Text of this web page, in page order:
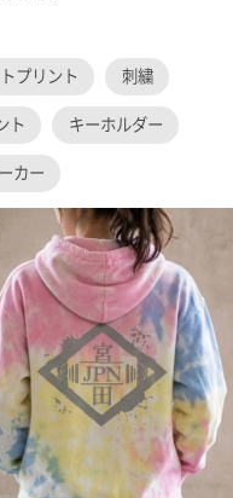
プリント 刺繍
ト キーホルダー
カー